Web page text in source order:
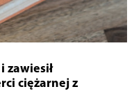
zawiesił
ciężarnej z